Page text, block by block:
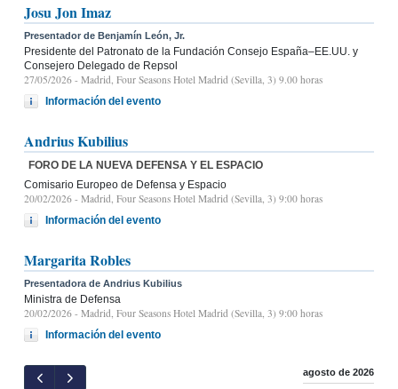
Josu Jon Imaz
Presentador de Benjamín León, Jr.
Presidente del Patronato de la Fundación Consejo España–EE.UU. y
Consejero Delegado de Repsol
27/05/2026 - Madrid, Four Seasons Hotel Madrid (Sevilla, 3) 9.00 horas
Información del evento
Andrius Kubilius
FORO DE LA NUEVA DEFENSA Y EL ESPACIO
Comisario Europeo de Defensa y Espacio
20/02/2026 - Madrid, Four Seasons Hotel Madrid (Sevilla, 3) 9:00 horas
Información del evento
Margarita Robles
Presentadora de Andrius Kubilius
Ministra de Defensa
20/02/2026 - Madrid, Four Seasons Hotel Madrid (Sevilla, 3) 9:00 horas
Información del evento
agosto de 2026